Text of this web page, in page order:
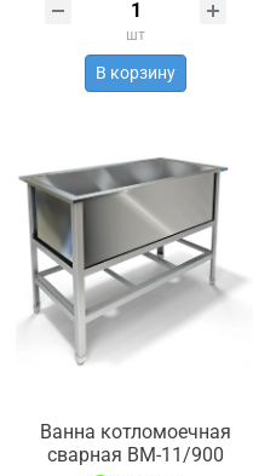
шт
В корзину
Ванна котломоечная
сварная ВМ-11/900